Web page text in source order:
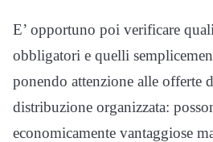
E’ opportuno poi verificare
obbligatori e quelli
ponendo attenzione alle offerte
distribuzione organizzata:
economicamente vantaggiose